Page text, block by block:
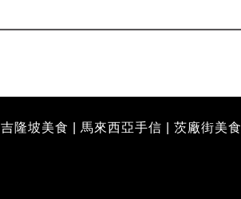
吉隆坡美食 馬來西亞手信 茨廠街美食